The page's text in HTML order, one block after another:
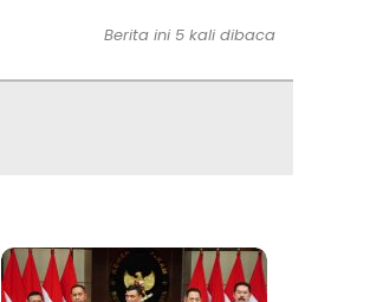
Berita ini 5 kali dibaca